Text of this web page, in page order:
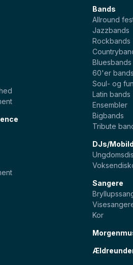
Bands
Allround
Jazzbands
Rockbands
Bluesbands
60'er bands
Soul- og
Latin bands
Ensembler
Bigbands
Tribute
DJs/
Sangere
Kor